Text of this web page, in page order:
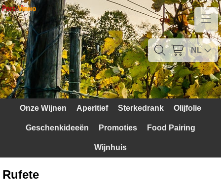
Home
Contact
Mijn account
Verzendkosten
NL
Onze Wijnen Aperitief Sterkedrank Olijfolie
Geschenkideeën Promoties Food Pairing
Wijnhuis
Rufete